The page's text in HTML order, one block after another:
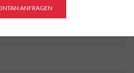
ANFRAGEN